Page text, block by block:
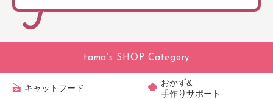
tama’s SHOP Category
キャットフード
おかず&
手作りサポート